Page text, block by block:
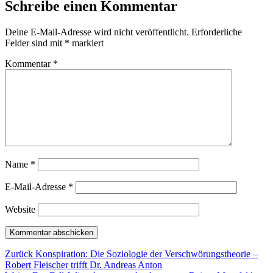
Schreibe einen Kommentar
Deine E-Mail-Adresse wird nicht veröffentlicht. Erforderliche
Felder sind mit * markiert
Kommentar *
Name *
E-Mail-Adresse *
Website
Beitragsnavigation
Zurück Vorheriger
Beitrag:
Konspiration: Die Soziologie der Verschwörungstheorie –
Robert Fleischer trifft Dr. Andreas Anton